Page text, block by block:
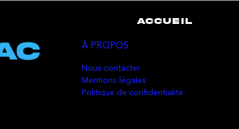
ACCUEIL
À PROPOS
Nous contacter
Mentions légales
Politique de confidentialité